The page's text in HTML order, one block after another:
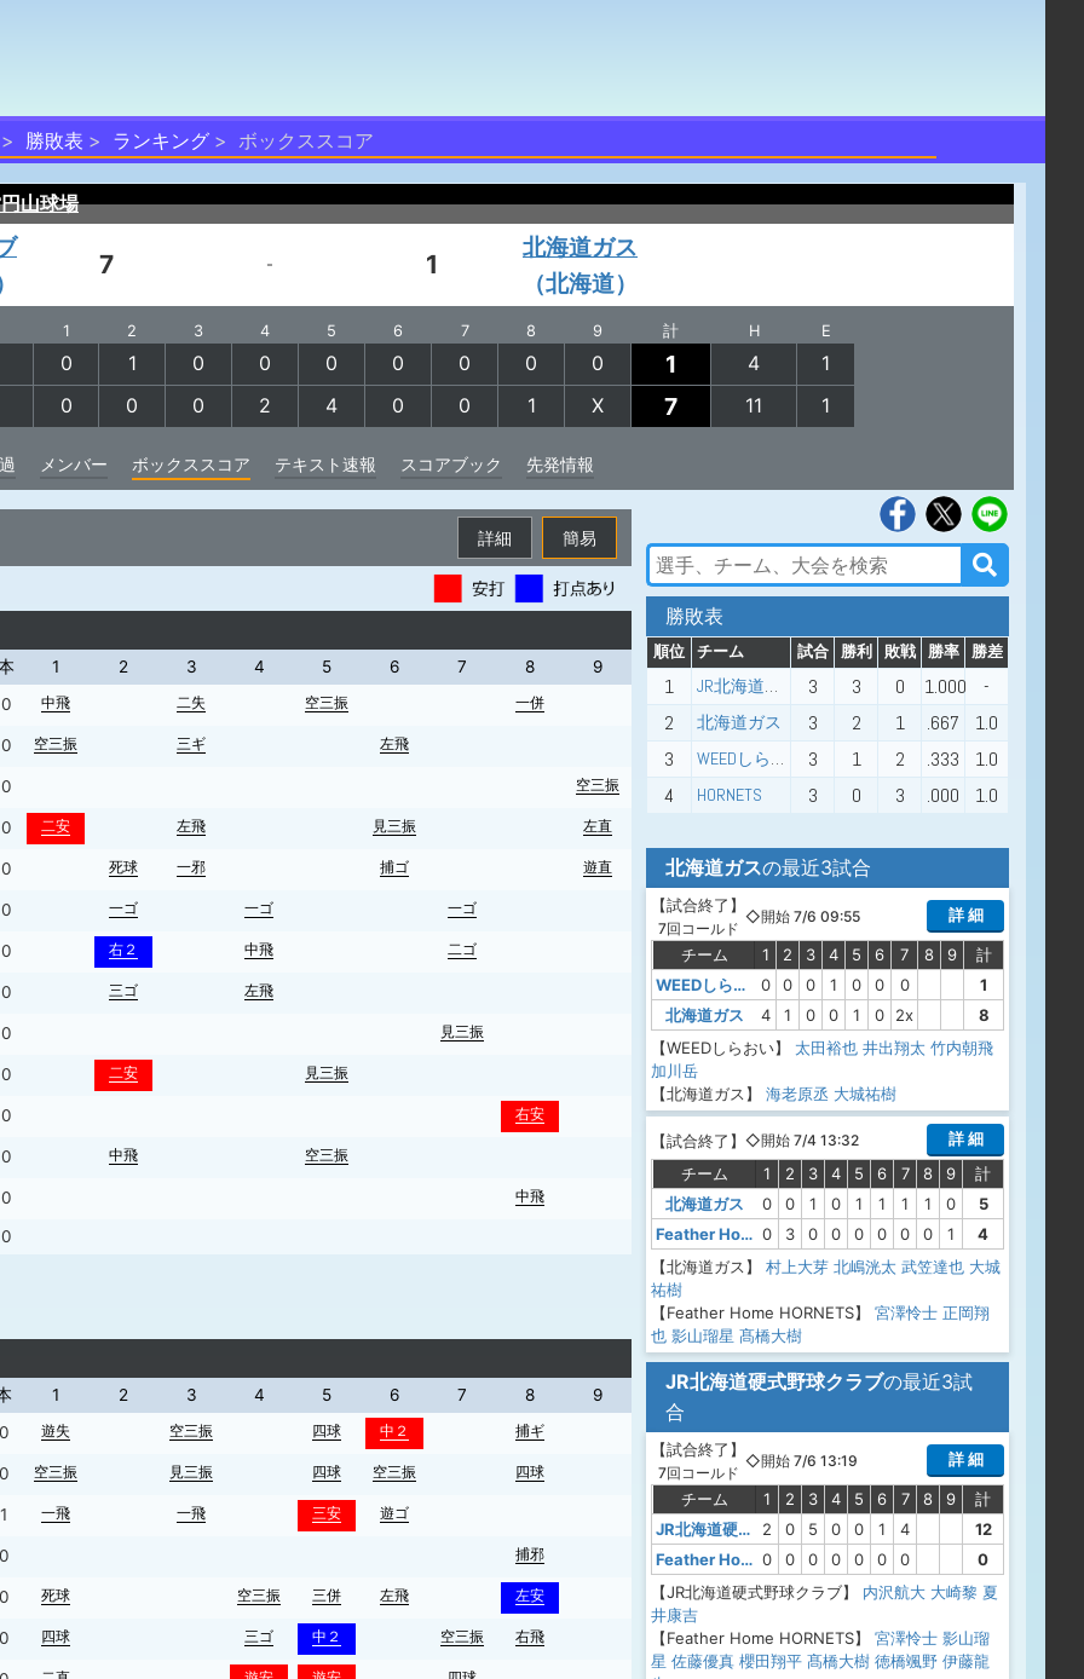
勝敗表 ランキング ボックススコア
山球場
7 - 1
北海道ガス
（北海道）
1 2 3 4 5 6 7 8 9 計 H E
0 1 0 0 0 0 0 0 0 1 4
1
0
0 0 2 4 0 0 1 X 7 11 1
メンバー ボックススコア テキスト速報 スコアブック 先発情報
簡易
詳細
1 2 3 4 5 6 7 8
9
0
中飛 二失 空三振 一併
0 空三振 三ギ 左飛
0 空三振
0 二安 左飛 見三振 左直
0 死球 一邪 捕ゴ 遊直
0 一ゴ 一ゴ 一ゴ
0 右２ 中飛 二ゴ
0 三ゴ 左飛
0 見三振
0 二安 見三振
0 右安
0 中飛 空三振
0 中飛
0
1 2 3 4 5 6 7 8
9
遊失 空三振 四球 中２ 捕ギ
空三振 見三振 四球 空三振 四球
1 一飛 一飛 三安 遊ゴ
捕邪
死球 空三振 三併 左飛 左安
四球 三ゴ 中２ 空三振 右飛
勝敗表
順位 チーム 試合 勝利 敗戦 勝率 勝差
1 JR北海道硬式野球クラブ 3 3 0 1.000
-
2
北海道ガス 3 2 1 .667
1.0
3
WEEDしらおい 3 1 2 .333
1.0
4
HORNETS 3 0 3 .000 1.0
北海道ガスの最近3試合
【試合終了】
7回コールド
◇開始 7/6 09:55 詳 細
チーム 1 2 3 4 5 6 7 8 9
計
WEEDしらおい
0 0 0 1 0 0 0
1
北海道ガス
4 1 0 0 1 0 2x
8
【WEEDしらおい】
太田裕也 井出翔太 竹内朝飛
加川岳
【北海道ガス】
海老原丞 大城祐樹
【試合終了】 ◇開始 7/4 13:32
詳 細
チーム
1 2 3 4 5 6 7 8 9
計
北海道ガス
0 0 1 0 1 1 1 1 0
5
Feather Home HORNETS 0 3 0 0 0 0 0 0 1
4
【北海道ガス】
村上大芽 北嶋洸太 武笠達也 大城
祐樹
【Feather Home HORNETS】
宮澤怜士 正岡翔
也 影山瑠星 髙橋大樹
JR北海道硬式野球クラブの最近3試
合
【試合終了】
7回コールド
◇開始 7/6 13:19 詳 細
チーム 1 2 3 4 5 6 7 8 9
計
JR北海道硬式野球クラブ
2 0 5 0 0 1 4
12
Feather Home HORNETS 0 0 0 0 0 0 0
0
【JR北海道硬式野球クラブ】
内沢航大 大崎黎 夏
井康吉
【Feather Home HORNETS】
宮澤怜士 影山瑠
星 佐藤優真 櫻田翔平 髙橋大樹 徳橋颯野 伊藤龍